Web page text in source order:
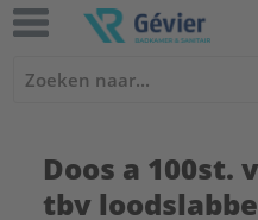
Doos a 100st.
tbv